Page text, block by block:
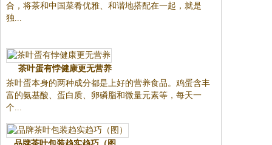
合，将茶和中国菜肴优雅、和谐地搭配在一起，就是
独...
茶叶蛋有悖健康更无营养
茶叶蛋本身的两种成分都是上好的营养食品。鸡蛋含丰
富的氨基酸、蛋白质、卵磷脂和微量元素等，每天一
个...